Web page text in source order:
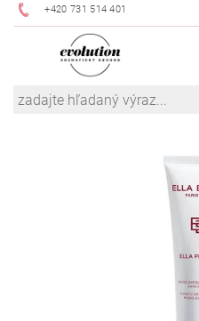
+420 731 514 401